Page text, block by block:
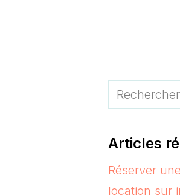
Articles
Réserver
location sur